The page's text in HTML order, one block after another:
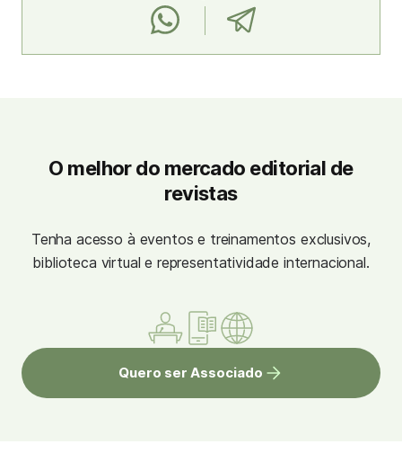
O melhor do mercado editorial de
revistas
Tenha acesso à eventos e treinamentos exclusivos,
biblioteca virtual e representatividade internacional.
Quero ser Associado